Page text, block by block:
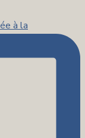
à la